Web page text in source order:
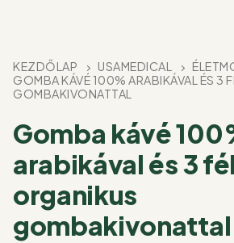
KEZDŐLAP USAMEDICAL
GOMBA KÁVÉ 100% ARABIKÁVAL ÉS 3
GOMBAKIVONATTAL
Gomba kávé
arabikával és 3
organikus
gombakivonattal